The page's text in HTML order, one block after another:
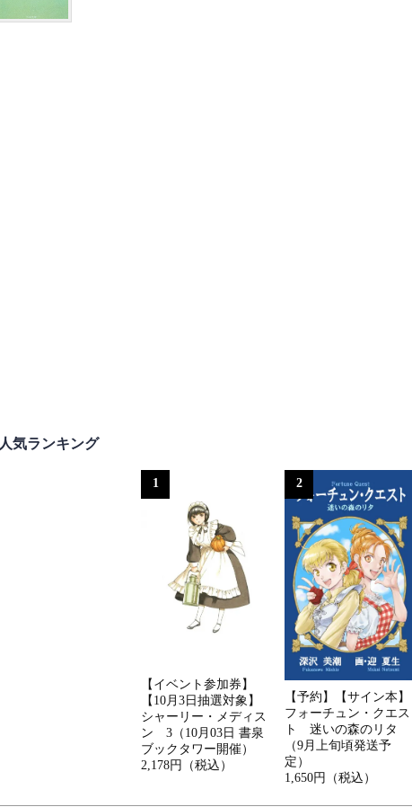
人気ランキング
1
【イベント参加券】
【10月3日抽選対象】
シャーリー・メディス
ン 3（10月03日 書泉
ブックタワー開催）
2,178円（税込）
2
【予約】【サイン本】
フォーチュン・クエス
ト 迷いの森のリタ
（9月上旬頃発送予
定）
1,650円（税込）